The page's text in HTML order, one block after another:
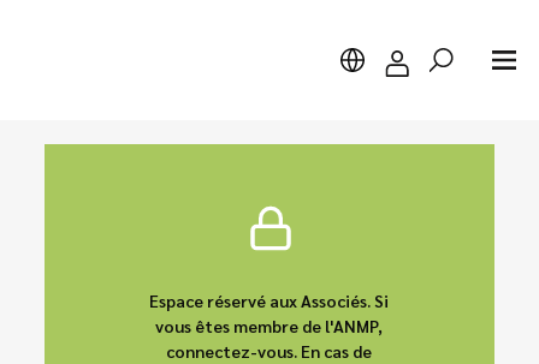
Espace réservé aux Associés. Si
vous êtes membre de l'ANMP,
connectez-vous. En cas de